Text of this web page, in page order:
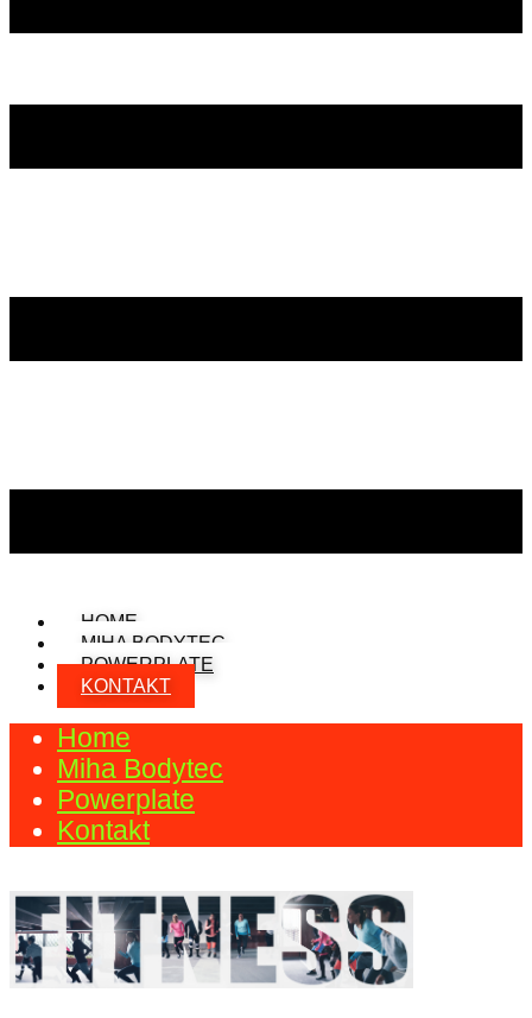
HOME
MIHA BODYTEC
POWERPLATE
KONTAKT
Home
Miha Bodytec
Powerplate
Kontakt